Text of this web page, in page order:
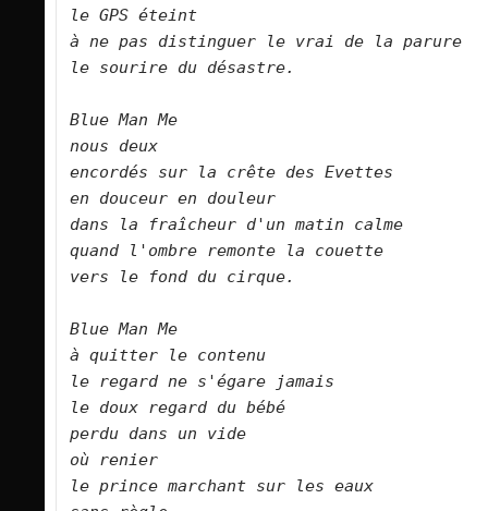
le GPS éteint
à ne pas distinguer le vrai de la
le sourire du désastre.
Blue Man Me
nous deux
encordés sur la crête des Evettes
en douceur en douleur
dans la fraîcheur d'un matin calme
quand l'ombre remonte la couette
vers le fond du cirque.
Blue Man Me
à quitter le contenu
le regard ne s'égare jamais
le doux regard du bébé
perdu dans un vide
où renier
le prince marchant sur les eaux